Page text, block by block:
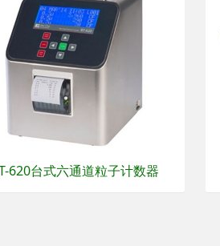
620台式六通道粒子计数器